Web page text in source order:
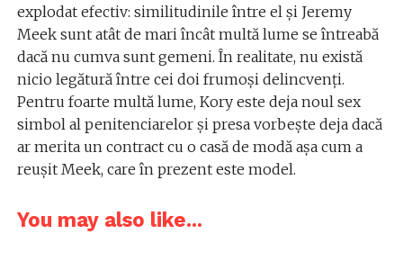
explodat efectiv: similitudinile între el și Jeremy
Meek sunt atât de mari încât multă lume se întreabă
dacă nu cumva sunt gemeni. În realitate, nu există
nicio legătură între cei doi frumoși delincvenți.
Pentru foarte multă lume, Kory este deja noul sex
simbol al penitenciarelor și presa vorbește deja dacă
ar merita un contract cu o casă de modă așa cum a
reușit Meek, care în prezent este model.
You may also like...